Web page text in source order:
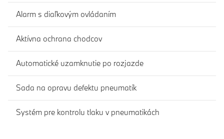
Alarm s diaľkovým ovládaním
Aktívna ochrana chodcov
Automatické uzamknutie po rozjazde
Sada na opravu defektu pneumatík
Systém pre kontrolu tlaku v pneumatikách